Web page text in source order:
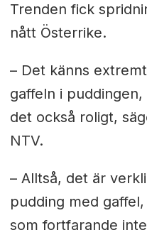
Trenden fick
nått Österrike.
– Det känns
gaffeln i
det också roligt,
NTV.
– Alltså, det är
pudding med
som fortfarande